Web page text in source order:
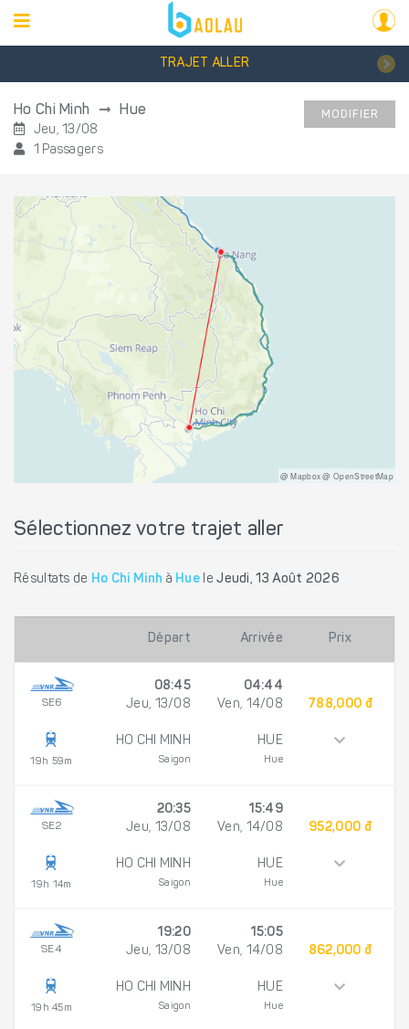
TRAJET ALLER
Ho Chi Minh Hue
Jeu, 13/08
1 Passagers
MODIFIER
@ Mapbox @ OpenStreetMap
Sélectionnez votre trajet aller
Résultats de Ho Chi Minh à Hue leJeudi, 13 Août 2026
Départ Arrivée Prix
SE6
19h 59m
08:45
Jeu, 13/08
HO CHI MINH
Saigon
04:44
Ven, 14/08
HUE
Hue
788,000 đ
SE2
19h 14m
20:35
Jeu, 13/08
HO CHI MINH
Saigon
15:49
Ven, 14/08
HUE
Hue
952,000 đ
SE4
19h 45m
19:20
Jeu, 13/08
HO CHI MINH
Saigon
15:05
Ven, 14/08
HUE
Hue
862,000 đ